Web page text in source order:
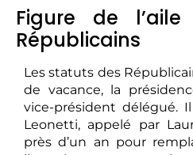
Figure de
Républicains
Les statuts des
de vacance, la
vice-président délégué.
Leonetti, appelé par
près d’un an pour